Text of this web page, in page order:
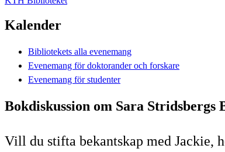
Kalender
Bibliotekets alla evenemang
Evenemang för doktorander och forskare
Evenemang för studenter
Bokdiskussion om Sara Stridsbergs
Vill du stifta bekantskap med Jackie,